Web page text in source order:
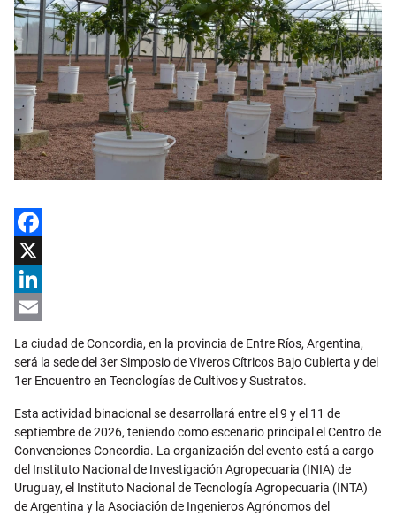
Facebook
X
LinkedIn
Email
La ciudad de Concordia, en la provincia de Entre Ríos, Argentina,
será la sede del 3er Simposio de Viveros Cítricos Bajo Cubierta y del
1er Encuentro en Tecnologías de Cultivos y Sustratos.
Esta actividad binacional se desarrollará entre el 9 y el 11 de
septiembre de 2026, teniendo como escenario principal el Centro de
Convenciones Concordia. La organización del evento está a cargo
del Instituto Nacional de Investigación Agropecuaria (INIA) de
Uruguay, el Instituto Nacional de Tecnología Agropecuaria (INTA)
de Argentina y la Asociación de Ingenieros Agrónomos del